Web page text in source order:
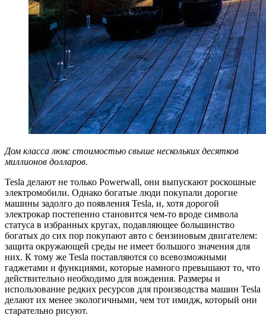
Дом класса люкс стоимостью свыше нескольких десятков
миллионов долларов.
Tesla делают не только Powerwall, они выпускают роскошные
электромобили. Однако богатые люди покупали дорогие
машины задолго до появления Tesla, и, хотя дорогой
электрокар постепенно становится чем-то вроде символа
статуса в избранных кругах, подавляющее большинство
богатых до сих пор покупают авто с бензиновым двигателем:
защита окружающей среды не имеет большого значения для
них. К тому же Tesla поставляются со всевозможными
гаджетами и функциями, которые намного превышают то, что
действительно необходимо для вождения. Размеры и
использование редких ресурсов для производства машин Tesla
делают их менее экологичными, чем тот имидж, который они
старательно рисуют.